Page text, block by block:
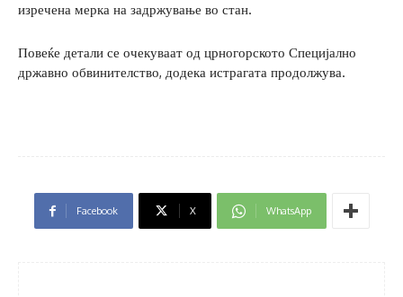
изречена мерка на задржување во стан.
Повеќе детали се очекуваат од црногорското Специјално
државно обвинителство, додека истрагата продолжува.
Facebook X WhatsApp